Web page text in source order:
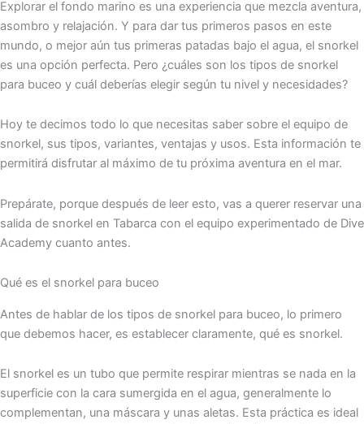
Explorar el fondo marino es una experiencia que mezcla aventura,
asombro y relajación. Y para dar tus primeros pasos en este
mundo, o mejor aún tus primeras patadas bajo el agua, el snorkel
es una opción perfecta. Pero ¿cuáles son los tipos de snorkel
para buceo y cuál deberías elegir según tu nivel y necesidades?
Hoy te decimos todo lo que necesitas saber sobre el equipo de
snorkel, sus tipos, variantes, ventajas y usos. Esta información te
permitirá disfrutar al máximo de tu próxima aventura en el mar.
Prepárate, porque después de leer esto, vas a querer reservar una
salida de snorkel en Tabarca con el equipo experimentado de Dive
Academy cuanto antes.
Qué es el snorkel para buceo
Antes de hablar de los tipos de snorkel para buceo, lo primero
que debemos hacer, es establecer claramente, qué es snorkel.
El snorkel es un tubo que permite respirar mientras se nada en la
superficie con la cara sumergida en el agua, generalmente lo
complementan, una máscara y unas aletas. Esta práctica es ideal